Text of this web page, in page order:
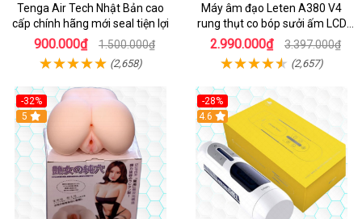
Tenga Air Tech Nhật Bản cao
cấp chính hãng mới seal tiện lợi
900.000₫ 1.500.000₫
(2,658)
Máy âm đạo Leten A380 V4
rung thụt co bóp sưởi ấm LCD
đẹp
2.990.000₫ 3.397.000₫
(2,657)
-32%
Hot
5
-28%
Hot
4.6